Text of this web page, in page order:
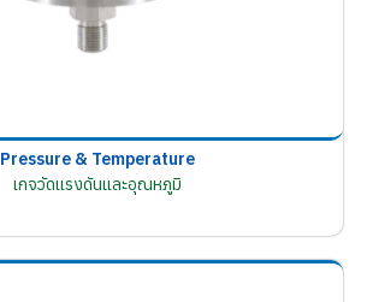
Pressure & Temperature
เกจวัดแรงดันและอุณหภูมิ